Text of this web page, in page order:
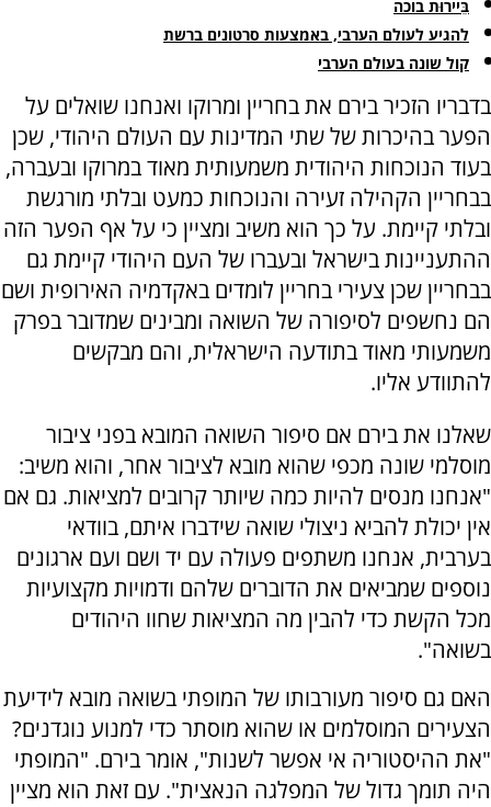
בֵּיירוּת בוכה
להגיע לעולם הערבי, באמצעות סרטונים ברשת
קול שונה בעולם הערבי
בדבריו הזכיר בירם את בחריין ומרוקו ואנחנו שואלים על
הפער בהיכרות של שתי המדינות עם העולם היהודי, שכן
בעוד הנוכחות היהודית משמעותית מאוד במרוקו ובעברה,
בבחריין הקהילה זעירה והנוכחות כמעט ובלתי מורגשת
ובלתי קיימת. על כך הוא משיב ומציין כי על אף הפער הזה
ההתעניינות בישראל ובעברו של העם היהודי קיימת גם
בבחריין שכן צעירי בחריין לומדים באקדמיה האירופית ושם
הם נחשפים לסיפורה של השואה ומבינים שמדובר בפרק
משמעותי מאוד בתודעה הישראלית, והם מבקשים
להתוודע אליו.
שאלנו את בירם אם סיפור השואה המובא בפני ציבור
מוסלמי שונה מכפי שהוא מובא לציבור אחר, והוא משיב:
"אנחנו מנסים להיות כמה שיותר קרובים למציאות. גם אם
אין יכולת להביא ניצולי שואה שידברו איתם, בוודאי
בערבית, אנחנו משתפים פעולה עם יד ושם ועם ארגונים
נוספים שמביאים את הדוברים שלהם ודמויות מקצועיות
מכל הקשת כדי להבין מה המציאות שחוו היהודים
בשואה".
האם גם סיפור מעורבותו של המופתי בשואה מובא לידיעת
הצעירים המוסלמים או שהוא מוסתר כדי למנוע נוגדנים?
"את ההיסטוריה אי אפשר לשנות", אומר בירם. "המופתי
היה תומך גדול של המפלגה הנאצית". עם זאת הוא מציין